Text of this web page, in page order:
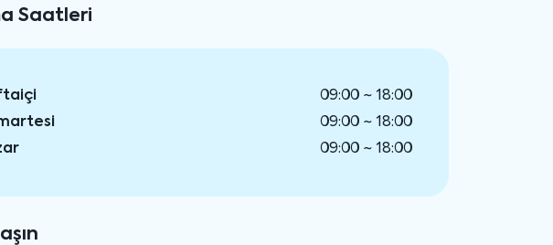
Saatleri
09:00 ~ 18:00
09:00 ~ 18:00
09:00 ~ 18:00